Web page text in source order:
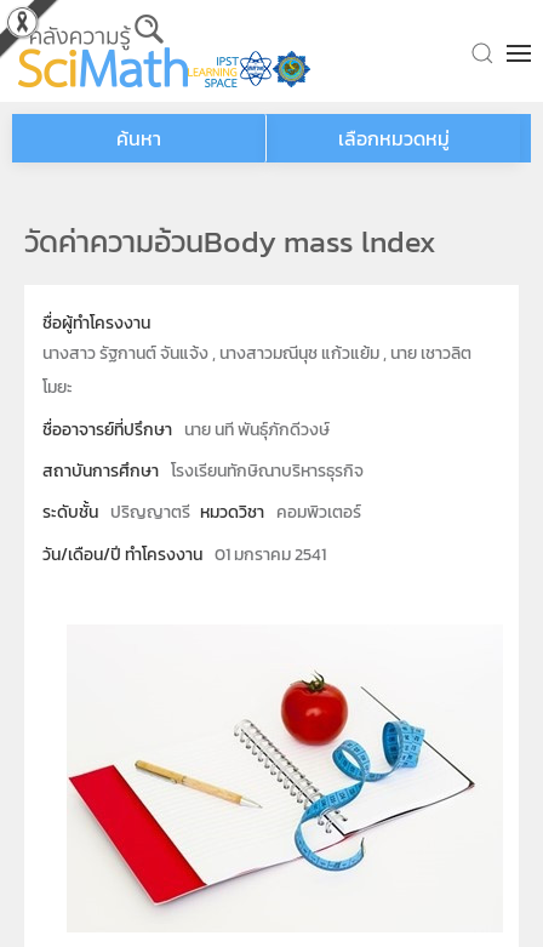
Skip to main content
ค้นหา เลือกหมวดหมู่
วัดค่าความอ้วนBody mass lndex
ชื่อผู้ทำโครงงาน
นางสาว รัฐกานต์ จันแจ้ง , นางสาวมณีนุช แก้วแย้ม , นาย เชาวลิต
โมยะ
ชื่ออาจารย์ที่ปรึกษา นาย นที พันธุ์ภักดีวงษ์
สถาบันการศึกษา โรงเรียนทักษิณาบริหารธุรกิจ
ระดับชั้น ปริญญาตรี หมวดวิชา คอมพิวเตอร์
วัน/เดือน/ปี ทำโครงงาน 01 มกราคม 2541